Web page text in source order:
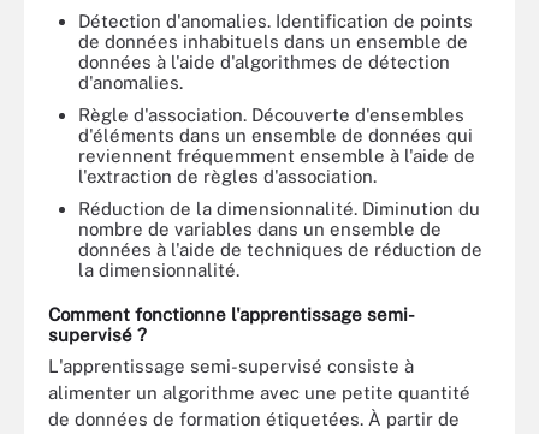
Détection d'anomalies. Identification de points
de données inhabituels dans un ensemble de
données à l'aide d'algorithmes de détection
d'anomalies.
Règle d'association. Découverte d'ensembles
d'éléments dans un ensemble de données qui
reviennent fréquemment ensemble à l'aide de
l'extraction de règles d'association.
Réduction de la dimensionnalité. Diminution du
nombre de variables dans un ensemble de
données à l'aide de techniques de réduction de
la dimensionnalité.
Comment fonctionne l'apprentissage semi-
supervisé ?
L'apprentissage semi-supervisé consiste à
alimenter un algorithme avec une petite quantité
de données de formation étiquetées. À partir de